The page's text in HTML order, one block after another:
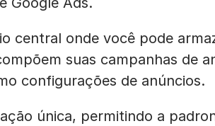
central onde você pode
suas campanhas de
configurações de anúncios.
única, permitindo a